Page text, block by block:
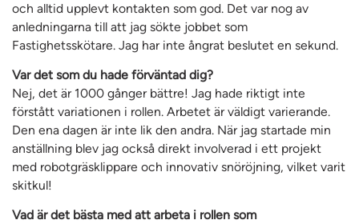
och alltid upplevt kontakten som god. Det var nog av
anledningarna till att jag sökte jobbet som
Fastighetsskötare. Jag har inte ångrat beslutet en sekund.
Var det som du hade förväntad dig?
Nej, det är 1000 gånger bättre! Jag hade riktigt inte
förstått variationen i rollen. Arbetet är väldigt varierande.
Den ena dagen är inte lik den andra. När jag startade min
anställning blev jag också direkt involverad i ett projekt
med robotgräsklippare och innovativ snöröjning, vilket varit
skitkul!
Vad är det bästa med att arbeta i rollen som